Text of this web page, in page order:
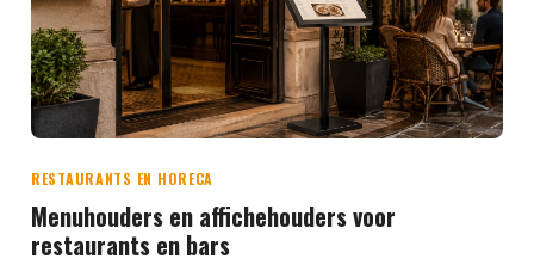
RESTAURANTS EN HORECA
Menuhouders en affichehouders voor
restaurants en bars